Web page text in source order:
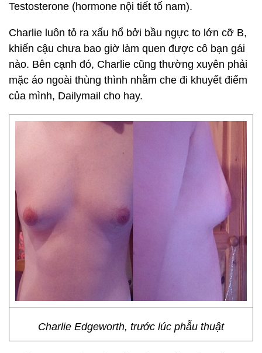
Testosterone (hormone nội tiết tố nam).
Charlie luôn tỏ ra xấu hổ bởi bầu ngực to lớn cỡ B,
khiến cậu chưa bao giờ làm quen được cô bạn gái
nào. Bên cạnh đó, Charlie cũng thường xuyên phải
mặc áo ngoài thùng thình nhằm che đi khuyết điểm
của mình, Dailymail cho hay.
Charlie Edgeworth, trước lúc phẫu thuật